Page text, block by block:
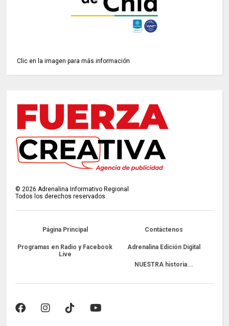
Clic en la imagen para más información
©2026 Adrenalina Informativo Regional
Todos los derechos reservados.
Página Principal Contáctenos
Programas en Radio y Facebook
Live
Adrenalina Edición Digital
NUESTRA historia...